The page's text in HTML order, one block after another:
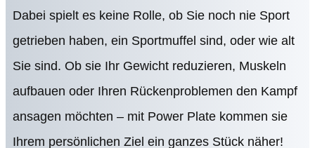
Dabei spielt es keine Rolle, ob Sie noch nie Sport
getrieben haben, ein Sportmuffel sind, oder wie alt
Sie sind. Ob sie Ihr Gewicht reduzieren, Muskeln
aufbauen oder Ihren Rückenproblemen den Kampf
ansagen möchten – mit Power Plate kommen sie
Ihrem persönlichen Ziel ein ganzes Stück näher!